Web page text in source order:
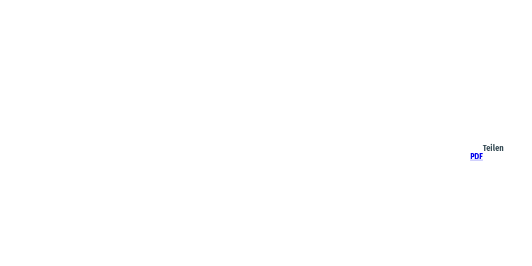
PDF
Teilen